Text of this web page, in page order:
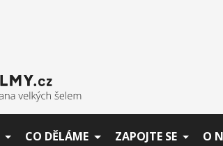
CO DĚLÁME ZAPOJTE SE O